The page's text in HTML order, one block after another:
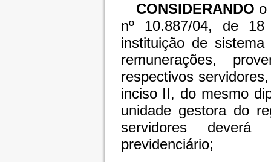
CONSIDERANDO o
nº 10.887/04, de
instituição de
remunerações,
respectivos
inciso II, do mesmo
unidade gestora do
servidores deverá
previdenciário;